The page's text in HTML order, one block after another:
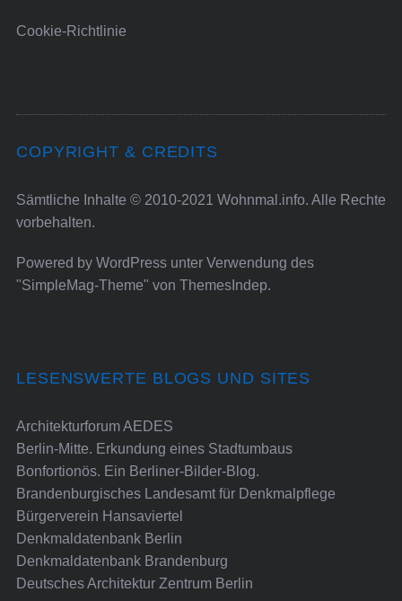
Cookie-Richtlinie
COPYRIGHT & CREDITS
Sämtliche Inhalte © 2010-2021 Wohnmal.info. Alle Rechte
vorbehalten.
Powered by WordPressunter Verwendung des
"SimpleMag-Theme" von ThemesIndep.
LESENSWERTE BLOGS UND SITES
Architekturforum AEDES
Berlin-Mitte. Erkundung eines Stadtumbaus
Bonfortionös. Ein Berliner-Bilder-Blog.
Brandenburgisches Landesamt für Denkmalpflege
Bürgerverein Hansaviertel
Denkmaldatenbank Berlin
Denkmaldatenbank Brandenburg
Deutsches Architektur Zentrum Berlin